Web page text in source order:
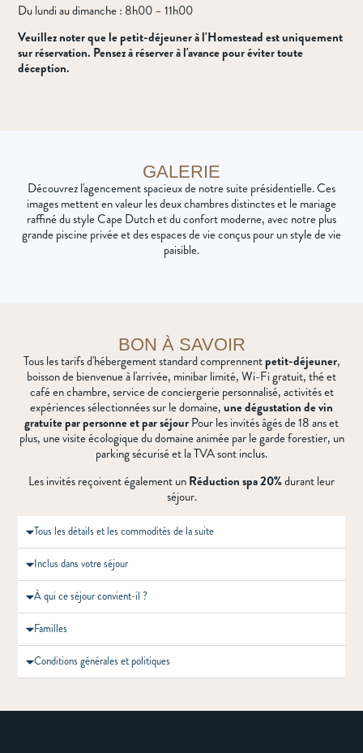
Du lundi au dimanche : 8h00 – 11h00
Veuillez noter que le petit-déjeuner à l'Homestead est uniquement
sur réservation. Pensez à réserver à l'avance pour éviter toute
déception.
GALERIE
Découvrez l'agencement spacieux de notre suite présidentielle. Ces
images mettent en valeur les deux chambres distinctes et le mariage
raffiné du style Cape Dutch et du confort moderne, avec notre plus
grande piscine privée et des espaces de vie conçus pour un style de vie
paisible.
BON À SAVOIR
Tous les tarifs d'hébergement standard comprennentpetit-déjeuner,
boisson de bienvenue à l'arrivée, minibar limité, Wi-Fi gratuit, thé et
café en chambre, service de conciergerie personnalisé, activités et
expériences sélectionnées sur le domaine,une dégustation de vin
gratuite par personne et par séjourPour les invités âgés de 18 ans et
plus, une visite écologique du domaine animée par le garde forestier, un
parking sécurisé et la TVA sont inclus.
Les invités reçoivent également unRéduction spa 20%durant leur
séjour.
Tous les détails et les commodités de la suite
Inclus dans votre séjour
À qui ce séjour convient-il ?
Familles
Conditions générales et politiques